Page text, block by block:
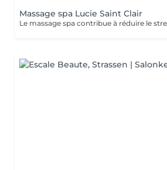
Massage spa Lucie Saint Clair